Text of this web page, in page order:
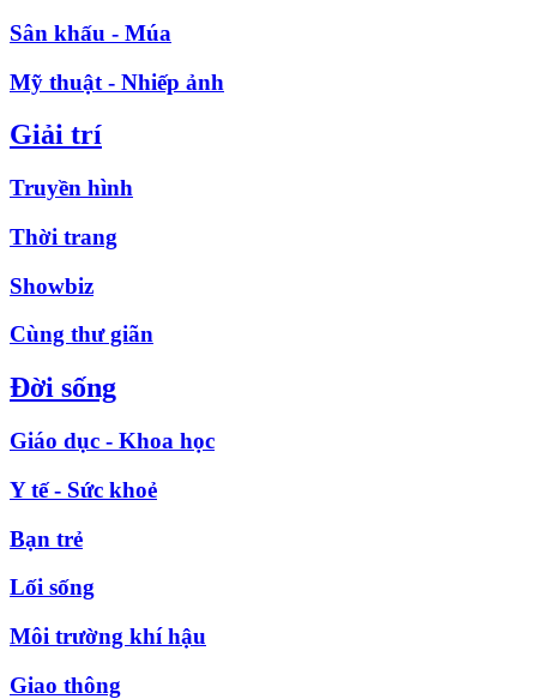
Sân khấu - Múa
Mỹ thuật - Nhiếp ảnh
Giải trí
Truyền hình
Thời trang
Showbiz
Cùng thư giãn
Đời sống
Giáo dục - Khoa học
Y tế - Sức khoẻ
Bạn trẻ
Lối sống
Môi trường khí hậu
Giao thông